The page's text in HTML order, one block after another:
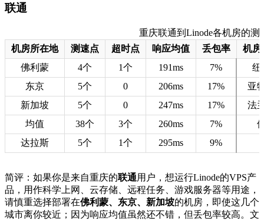
联通
重庆联通到Linode各机房的测
机房所在地
测速点 超时点 响应均值 丢包率
机房
佛利蒙
4个 1个 191ms 7%
纽
东京
5个 0 206ms 17%
亚
新加坡
5个 0 247ms 17%
法
均值
38个 3个 260ms 7%
达拉斯
5个 1个 295ms 9%
简评：如果你是来自重庆的联通用户，想运行Linode的VPS产
品，用作科学上网、云存储、远程任务、游戏服务器等用途，
请慎重选择部署在佛利蒙、东京、新加坡的机房，即使这几个
城市离你较近；因为响应均值虽然还不错，但丢包率较高。文